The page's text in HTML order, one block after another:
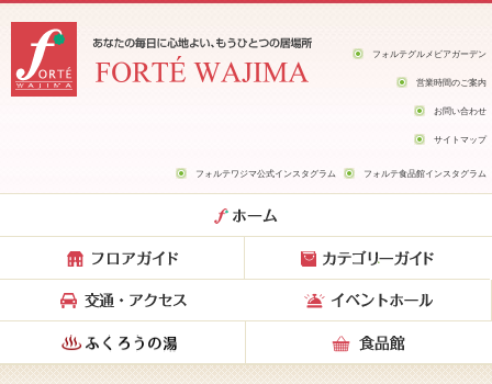
フォルテグルメビアガーデン
営業時間のご案内
お問い合わせ
サイトマップ
フォルテワジマ公式インスタグラム フォルテ食品館インスタグラム